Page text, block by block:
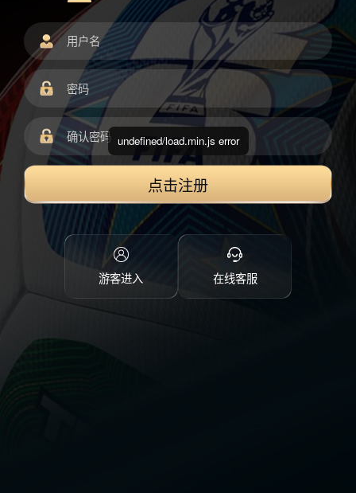
点击注册
游客进入 在线客服
undefined/load.min.js error